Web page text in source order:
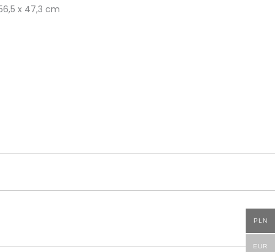
x 47,3 cm
PLN
EUR